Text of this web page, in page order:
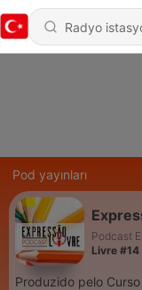
Pod yayınları
Podcast
Livre #14
Produzido pelo